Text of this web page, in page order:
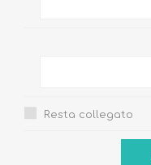
Resta collegato